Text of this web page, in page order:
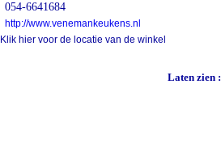
054-6641684
http://www.venemankeukens.nl
Klik hier voor de locatie van de winkel
Laten zien :